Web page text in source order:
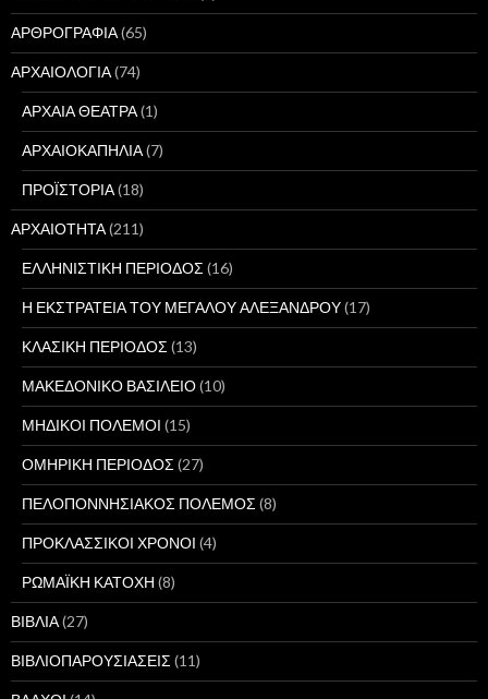
ΑΡΘΡΟΓΡΑΦΙΑ(65)
ΑΡΧΑΙΟΛΟΓΙΑ(74)
ΑΡΧΑΙΑ ΘΕΑΤΡΑ(1)
ΑΡΧΑΙΟΚΑΠΗΛΙΑ(7)
ΠΡΟΪΣΤΟΡΙΑ(18)
ΑΡΧΑΙΟΤΗΤΑ(211)
ΕΛΛΗΝΙΣΤΙΚΗ ΠΕΡΙΟΔΟΣ (16)
Η ΕΚΣΤΡΑΤΕΙΑ ΤΟΥ ΜΕΓΑΛΟΥ ΑΛΕΞΑΝΔΡΟΥ(17)
ΚΛΑΣΙΚΗ ΠΕΡΙΟΔΟΣ (13)
ΜΑΚΕΔΟΝΙΚΟ ΒΑΣΙΛΕΙΟ(10)
ΜΗΔΙΚΟΙ ΠΟΛΕΜΟΙ (15)
ΟΜΗΡΙΚΗ ΠΕΡΙΟΔΟΣ (27)
ΠΕΛΟΠΟΝΝΗΣΙΑΚΟΣ ΠΟΛΕΜΟΣ (8)
ΠΡΟΚΛΑΣΣΙΚΟΙ ΧΡΟΝΟΙ (4)
ΡΩΜΑΪΚΗ ΚΑΤΟΧΗ (8)
ΒΙΒΛΙΑ(27)
ΒΙΒΛΙΟΠΑΡΟΥΣΙΑΣΕΙΣ (11)